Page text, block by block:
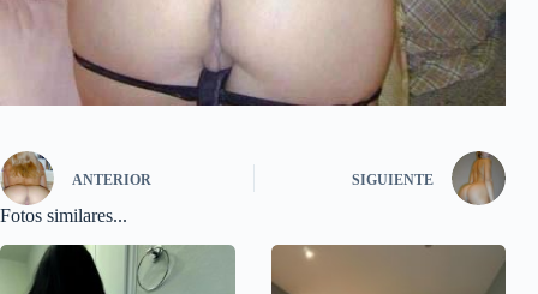
ANTERIOR SIGUIENTE
Fotos similares...